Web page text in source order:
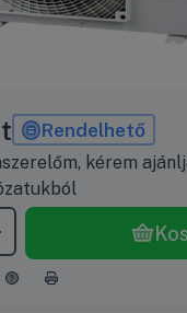
Rendelhető
kérem